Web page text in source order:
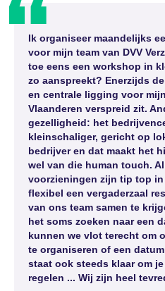
Ik organiseer maandelijks
voor mijn team van DVV
toe eens een workshop in
zo aanspreekt? Enerzijds
en centrale ligging voor
Vlaanderen verspreid zit.
gezelligheid: het
kleinschaliger, gericht op
bedrijver en dat maakt het
wel van die human touch.
voorzieningen zijn tip top in
flexibel een vergaderzaal
van ons team samen te
het soms zoeken naar een
kunnen we vlot terecht om
te organiseren of een
staat ook steeds klaar om
regelen ... Wij zijn heel